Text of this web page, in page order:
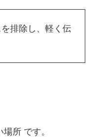
排除し、軽く伝
所 です。